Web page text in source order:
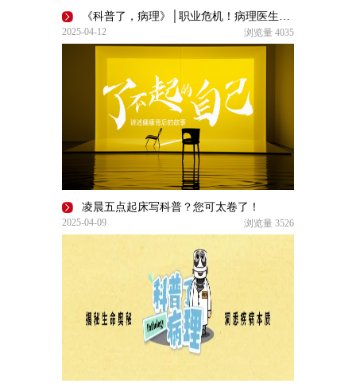
《科普了，病理》│职业危机！病理医生会被AI取代吗？
2025-04-12 浏览量 4035
凌晨五点起床写科普？您可太卷了！
2025-04-09 浏览量 3526